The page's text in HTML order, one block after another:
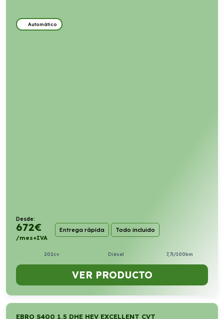
Automático
Desde:
672€
/mes+IVA
Entrega rápida Todo incluido
202cv Diésel 7,7l/100km
VER PRODUCTO
EBRO S400 1.5 DHE HEV EXCELLENT CVT